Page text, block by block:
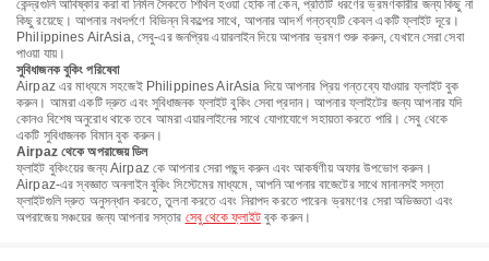
কেন্দ্রগুলি আবিষ্কার করা বা নির্মল সৈকতে শিথিল হওয়া হোক না কেন, প্রতিটি ধরণের ভ্রমণকারীর জন্য কিছু না
কিছু রয়েছে। আপনার নখদর্পণে বিভিন্ন বিকল্পের সাথে, আপনার আদর্শ গন্তব্যটি কেবল একটি ফ্লাইট দূরে।
Philippines AirAsia, সেবু-এর জনপ্রিয় এয়ারলাইন দিয়ে আপনার ভ্রমণ শুরু করুন, যেখানে সেরা সেবা
পাওয়া যায়।
সুবিধাজনক বুকিং পরিষেবা
Airpaz এর মাধ্যমে সহজেই Philippines AirAsia দিয়ে আপনার প্রিয় গন্তব্যে যাওয়ার ফ্লাইট বুক
করুন। আমরা একটি দ্রুত এবং সুবিধাজনক ফ্লাইট বুকিং সেবা প্রদান। আপনার ফ্লাইটের জন্য আপনার যদি
কোনও বিশেষ অনুরোধ থাকে তবে আমরা এয়ারলাইনের সাথে যোগাযোগে সহায়তা করতে পারি। সেবু থেকে
একটি সুবিধাজনক বিমান বুক করুন।
Airpaz থেকে অপরাজেয় ডিল
ফ্লাইট বুকিংয়ের জন্য Airpaz কে আপনার সেরা পছন্দ করুন এবং আকর্ষণীয় অফার উপভোগ করুন।
Airpaz-এর স্বজ্ঞাত অনলাইন বুকিং সিস্টেমের মাধ্যমে, আপনি আপনার বাজেটের সাথে মানানসই সস্তা
ফ্লাইটগুলি দ্রুত অনুসন্ধান করতে, তুলনা করতে এবং নিরাপদ করতে পারেন৷ ভ্রমণের সেরা অভিজ্ঞতা এবং
অপরাজেয় সঞ্চয়ের জন্য আপনার সস্তার সেবু থেকে ফ্লাইটবুক করুন।